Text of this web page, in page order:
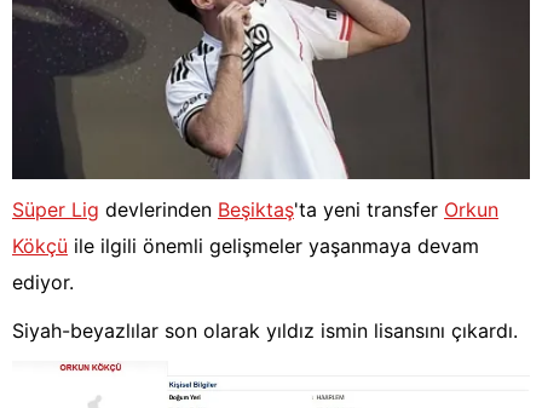
Süper Lig devlerinden Beşiktaş'ta yeni transfer Orkun
Kökçü ile ilgili önemli gelişmeler yaşanmaya devam
ediyor.
Siyah-beyazlılar son olarak yıldız ismin lisansını çıkardı.